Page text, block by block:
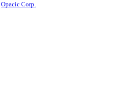
Opacic Corp.